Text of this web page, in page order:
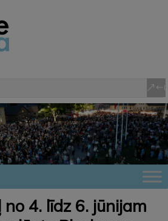
4. līdz 6. jūnijam